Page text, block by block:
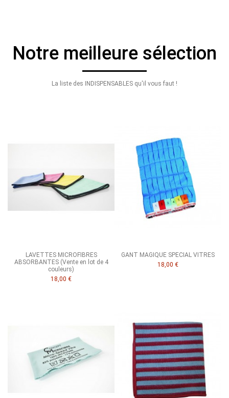
Notre meilleure sélection
La liste des INDISPENSABLES qu'il vous faut !
LAVETTES MICROFIBRES
ABSORBANTES (Vente en lot de 4
couleurs)
18,00 €
GANT MAGIQUE SPECIAL VITRES
18,00 €